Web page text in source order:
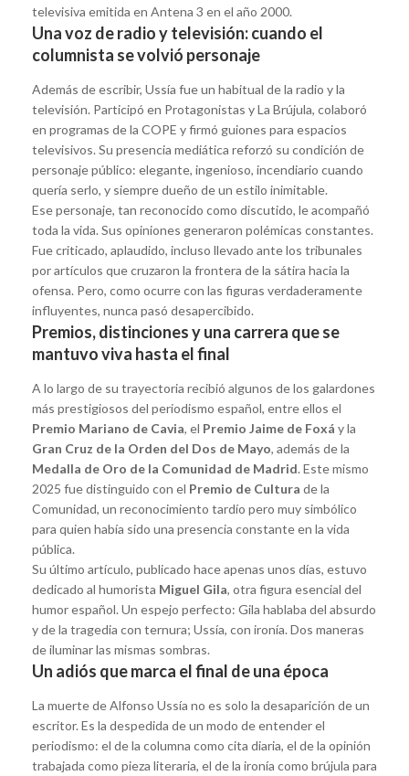
televisiva emitida en Antena 3 en el año 2000.
Una voz de radio y televisión: cuando el
columnista se volvió personaje
Además de escribir, Ussía fue un habitual de la radio y la
televisión. Participó en Protagonistas y La Brújula, colaboró
en programas de la COPE y firmó guiones para espacios
televisivos. Su presencia mediática reforzó su condición de
personaje público: elegante, ingenioso, incendiario cuando
quería serlo, y siempre dueño de un estilo inimitable.
Ese personaje, tan reconocido como discutido, le acompañó
toda la vida. Sus opiniones generaron polémicas constantes.
Fue criticado, aplaudido, incluso llevado ante los tribunales
por artículos que cruzaron la frontera de la sátira hacia la
ofensa. Pero, como ocurre con las figuras verdaderamente
influyentes, nunca pasó desapercibido.
Premios, distinciones y una carrera que se
mantuvo viva hasta el final
A lo largo de su trayectoria recibió algunos de los galardones
más prestigiosos del periodismo español, entre ellos el
Premio Mariano de Cavia, el Premio Jaime de Foxá y la
Gran Cruz de la Orden del Dos de Mayo, además de la
Medalla de Oro de la Comunidad de Madrid. Este mismo
2025 fue distinguido con el Premio de Cultura de la
Comunidad, un reconocimiento tardío pero muy simbólico
para quien había sido una presencia constante en la vida
pública.
Su último artículo, publicado hace apenas unos días, estuvo
dedicado al humorista Miguel Gila, otra figura esencial del
humor español. Un espejo perfecto: Gila hablaba del absurdo
y de la tragedia con ternura; Ussía, con ironía. Dos maneras
de iluminar las mismas sombras.
Un adiós que marca el final de una época
La muerte de Alfonso Ussía no es solo la desaparición de un
escritor. Es la despedida de un modo de entender el
periodismo: el de la columna como cita diaria, el de la opinión
trabajada como pieza literaria, el de la ironía como brújula para